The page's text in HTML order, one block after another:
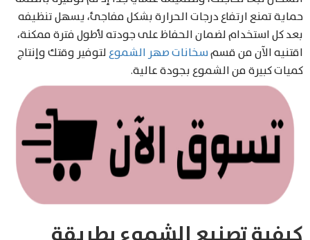
حماية تمنع ارتفاع درجات الحرارة بشكل مفاجئ، يسهل تنظيفه
بعد كل استخدام لضمان الحفاظ على جودته لأطول فترة ممكنة،
اقتنيه الآن من قسمسخانات صهر الشموعلتوفير وقتك وإنتاج
كميات كبيرة من الشموع بجودة عالية.